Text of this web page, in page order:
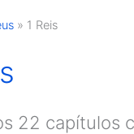
» 1 Reis
22 capítulos